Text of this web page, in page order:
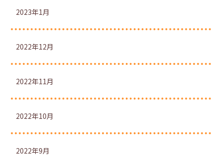
2023年1月
2022年12月
2022年11月
2022年10月
2022年9月